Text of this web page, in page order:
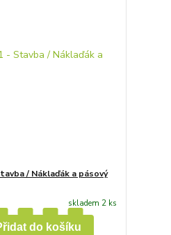
/ Náklaďák a pásový
skladem 2 ks
do košíku